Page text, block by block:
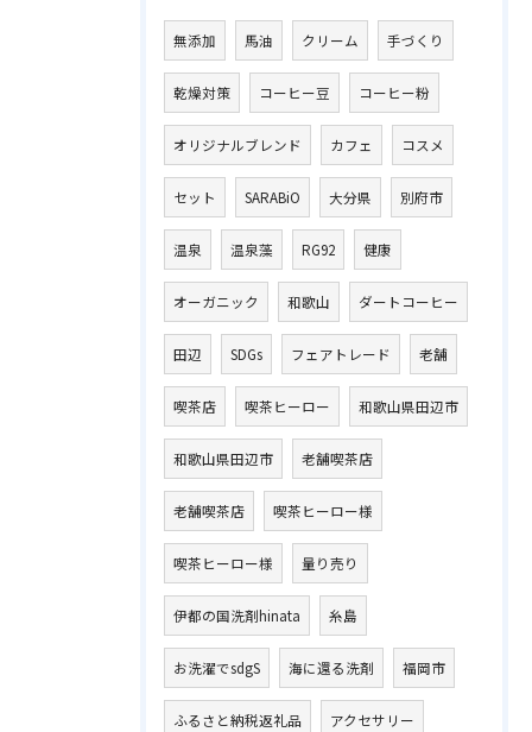
無添加 馬油 クリーム 手づくり
乾燥対策 コーヒー豆 コーヒー粉
オリジナルブレンド カフェ コスメ
セット SARABiO 大分県 別府市
温泉 温泉藻 RG92 健康
オーガニック 和歌山 ダートコーヒー
田辺 SDGs フェアトレード 老舗
喫茶店 喫茶ヒーロー 和歌山県田辺市
和歌山県田辺市 老舗喫茶店
老舗喫茶店 喫茶ヒーロー様
喫茶ヒーロー様 量り売り
伊都の国洗剤hinata 糸島
お洗濯でsdgS 海に還る洗剤 福岡市
ふるさと納税返礼品 アクセサリー